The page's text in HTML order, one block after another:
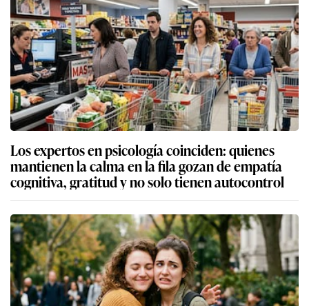
Los expertos en psicología coinciden: quienes
mantienen la calma en la fila gozan de empatía
cognitiva, gratitud y no solo tienen autocontrol